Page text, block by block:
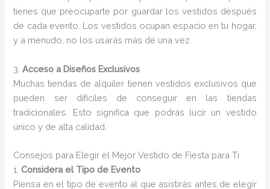
tienes que preocuparte por guardar los vestidos después
de cada evento. Los vestidos ocupan espacio en tu hogar,
y a menudo, no los usarás más de una vez.
3.Acceso a Diseños Exclusivos
Muchas tiendas de alquiler tienen vestidos exclusivos que
pueden ser difíciles de conseguir en las tiendas
tradicionales. Esto significa que podrás lucir un vestido
único y de alta calidad.
Consejos para Elegir el Mejor Vestido de Fiesta para Ti
1.Considera el Tipo de Evento
Piensa en el tipo de evento al que asistirás antes de elegir